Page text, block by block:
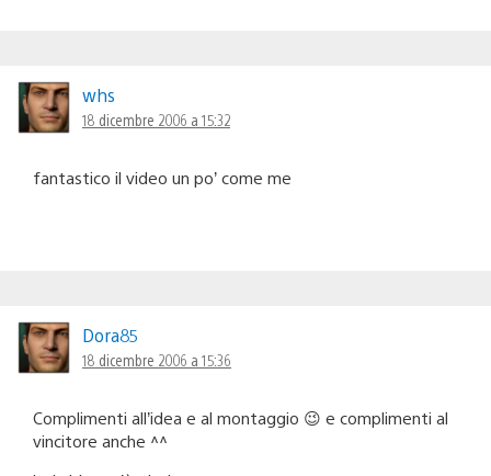
whs
18 dicembre 2006 a 15:32
fantastico il video un po’ come me
Dora85
18 dicembre 2006 a 15:36
Complimenti all’idea e al montaggio 😉 e complimenti al
vincitore anche ^^